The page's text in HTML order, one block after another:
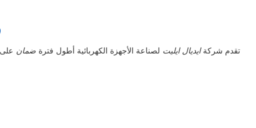
تقدم شركةايديال ايليت لصناعة الأجهزة الكهربائية أطول فترة ضمان